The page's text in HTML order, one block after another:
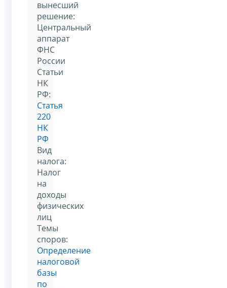
вынесший
решение:
Центральный
аппарат
ФНС
России
Статьи
НК
РФ:
Статья
220
НК
РФ
Вид
налога:
Налог
на
доходы
физических
лиц
Темы
споров:
Определение
налоговой
базы
по